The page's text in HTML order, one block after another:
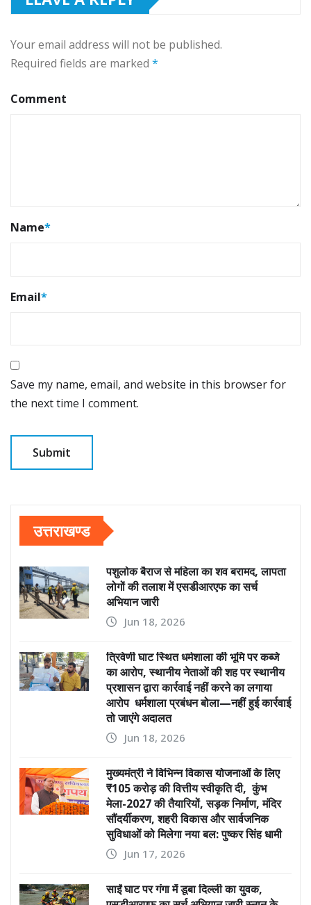
Your email address will not be published.
Required fields are marked *
Comment
Name*
Email*
Save my name, email, and website in this browser for
the next time I comment.
उत्तराखण्ड
पशुलोक बैराज से महिला का शव बरामद, लापता
लोगों की तलाश में एसडीआरएफ का सर्च
अभियान जारी
Jun 18, 2026
त्रिवेणी घाट स्थित धर्मशाला की भूमि पर कब्जे
का आरोप, स्थानीय नेताओं की शह पर स्थानीय
प्रशासन द्वारा कार्रवाई नहीं करने का लगाया
आरोप धर्मशाला प्रबंधन बोला—नहीं हुई कार्रवाई
तो जाएंगे अदालत
Jun 18, 2026
मुख्यमंत्री ने विभिन्न विकास योजनाओं के लिए
₹105 करोड़ की वित्तीय स्वीकृति दी, कुंभ
मेला-2027 की तैयारियों, सड़क निर्माण, मंदिर
सौंदर्यीकरण, शहरी विकास और सार्वजनिक
सुविधाओं को मिलेगा नया बल: पुष्कर सिंह धामी
Jun 17, 2026
साईं घाट पर गंगा में डूबा दिल्ली का युवक,